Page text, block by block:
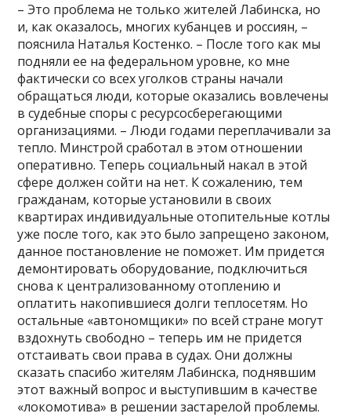
– Это проблема не только жителей Лабинска, но
и, как оказалось, многих кубанцев и россиян, –
пояснила Наталья Костенко. – После того как мы
подняли ее на федеральном уровне, ко мне
фактически со всех уголков страны начали
обращаться люди, которые оказались вовлечены
в судебные споры с ресурсосберегающими
организациями. – Люди годами переплачивали за
тепло. Минстрой сработал в этом отношении
оперативно. Теперь социальный накал в этой
сфере должен сойти на нет. К сожалению, тем
гражданам, которые установили в своих
квартирах индивидуальные отопительные котлы
уже после того, как это было запрещено законом,
данное постановление не поможет. Им придется
демонтировать оборудование, подключиться
снова к централизованному отоплению и
оплатить накопившиеся долги теплосетям. Но
остальные «автономщики» по всей стране могут
вздохнуть свободно – теперь им не придется
отстаивать свои права в судах. Они должны
сказать спасибо жителям Лабинска, поднявшим
этот важный вопрос и выступившим в качестве
«локомотива» в решении застарелой проблемы.